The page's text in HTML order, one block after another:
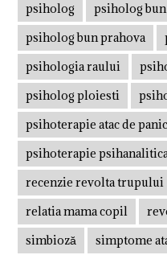
psiholog
psiholog
psiholog bun prahova
psihologia raului
psiholog ploiesti
psihoterapie atac de
psihoterapie
recenzie revolta trupului
relatia mama copil
simbioză
simptome